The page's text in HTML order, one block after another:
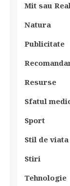
Mit sau
Natura
Publicitate
Resurse
Sfatul
Sport
Stil de viata
Stiri
Tehnologie